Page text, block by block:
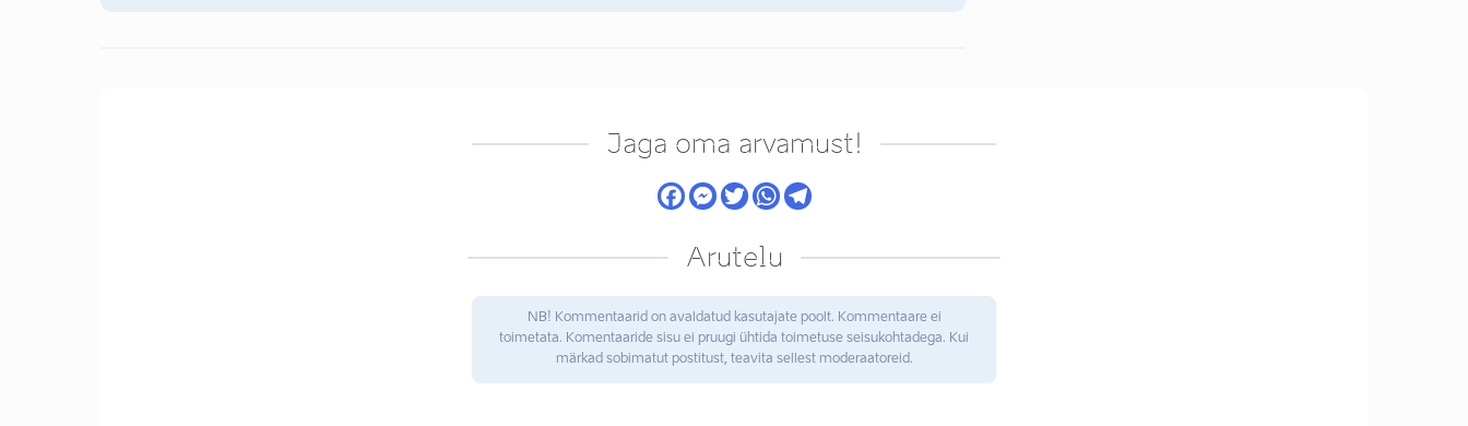
Jaga oma arvamust!
Arutelu
NB! Kommentaarid on avaldatud kasutajate poolt. Kommentaare ei
toimetata. Komentaaride sisu ei pruugi ühtida toimetuse seisukohtadega. Kui
märkad sobimatut postitust, teavita sellest moderaatoreid.